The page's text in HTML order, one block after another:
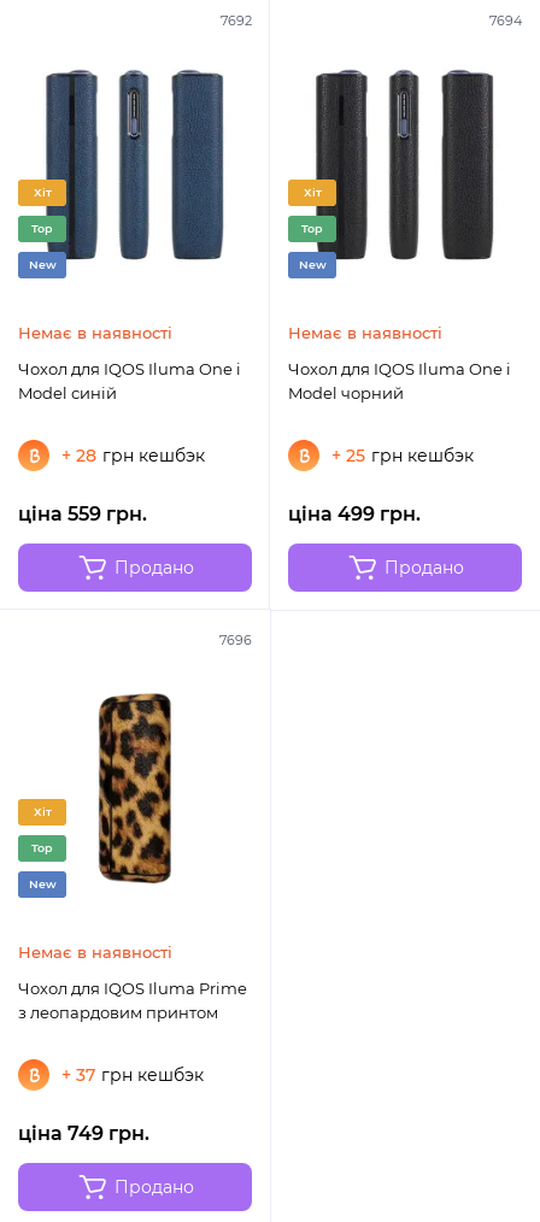
7692
Хіт
Top
New
Немає в наявності
Чохол для IQOS Iluma One i
Model синій
+ 28 грн кешбэк
ціна 559 грн.
Продано
7694
Хіт
Top
New
Немає в наявності
Чохол для IQOS Iluma One i
Model чорний
+ 25 грн кешбэк
ціна 499 грн.
Продано
7696
Хіт
Top
New
Немає в наявності
Чохол для IQOS Iluma Prime
з леопардовим принтом
+ 37 грн кешбэк
ціна 749 грн.
Продано